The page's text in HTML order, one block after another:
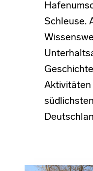
Schleuse.
Aktivitäten